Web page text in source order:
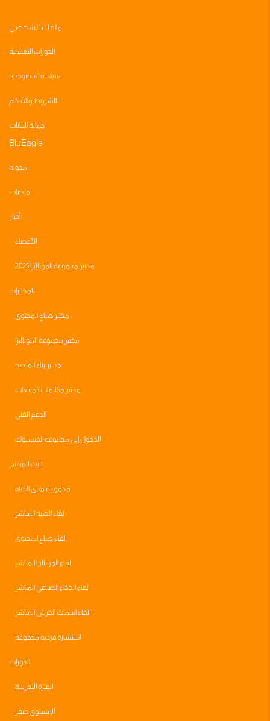
ملفك الشخصي
الدورات التعليمية
سياسة الخصوصية
الشروط والأحكام
حماية البيانات
BluEagle
مدونه
منصات
أخبار
الأعضاء
مختبر مجموعه الموناليزا 2025
المختبرات
مختبر صناع المحتوى
مختبر مجموعه الموناليزا
مختبر بناء المنصه
مختبر مكالمات المبيعات
الدعم الفني
الدخول إلى مجموعة الفيسبوك
البث المباشر
مجموعه مدى الحياه
لقاء الصبة المباشر
لقاء صناع المحتوى
لقاء الموناليزا المباشر
لقاء الذكاء الصناعي المباشر
لقاء اسماك القرش المباشر
استشاره فرديه مدفوعة
الدورات
الفترة التجريبية
المستوى صفر